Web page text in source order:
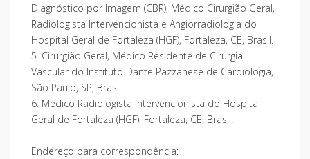
Diagnóstico por Imagem (CBR), Médico Cirurgião Geral,
Radiologista Intervencionista e Angiorradiologia do
Hospital Geral de Fortaleza (HGF), Fortaleza, CE, Brasil.
5. Cirurgião Geral, Médico Residente de Cirurgia
Vascular do Instituto Dante Pazzanese de Cardiologia,
São Paulo, SP, Brasil.
6. Médico Radiologista Intervencionista do Hospital
Geral de Fortaleza (HGF), Fortaleza, CE, Brasil.
Endereço para correspondência: